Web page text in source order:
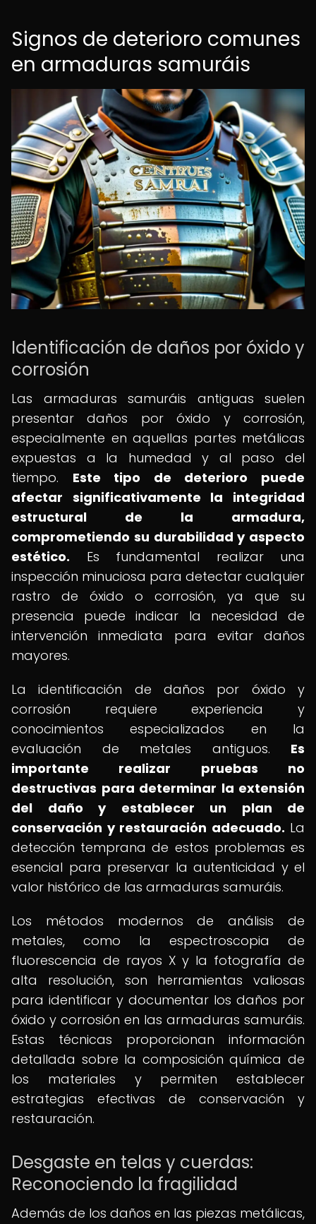
Signos de deterioro comunes
en armaduras samuráis
Identificación de daños por óxido y
corrosión
Las armaduras samuráis antiguas suelen
presentar daños por óxido y corrosión,
especialmente en aquellas partes metálicas
expuestas a la humedad y al paso del
tiempo. Este tipo de deterioro puede
afectar significativamente la integridad
estructural de la armadura,
comprometiendo su durabilidad y aspecto
estético. Es fundamental realizar una
inspección minuciosa para detectar cualquier
rastro de óxido o corrosión, ya que su
presencia puede indicar la necesidad de
intervención inmediata para evitar daños
mayores.
La identificación de daños por óxido y
corrosión requiere experiencia y
conocimientos especializados en la
evaluación de metales antiguos. Es
importante realizar pruebas no
destructivas para determinar la extensión
del daño y establecer un plan de
conservación y restauración adecuado. La
detección temprana de estos problemas es
esencial para preservar la autenticidad y el
valor histórico de las armaduras samuráis.
Los métodos modernos de análisis de
metales, como la espectroscopia de
fluorescencia de rayos X y la fotografía de
alta resolución, son herramientas valiosas
para identificar y documentar los daños por
óxido y corrosión en las armaduras samuráis.
Estas técnicas proporcionan información
detallada sobre la composición química de
los materiales y permiten establecer
estrategias efectivas de conservación y
restauración.
Desgaste en telas y cuerdas:
Reconociendo la fragilidad
Además de los daños en las piezas metálicas,